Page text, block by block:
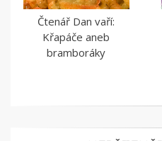
Čtenář Dan vaří:
Křapáče aneb
bramboráky